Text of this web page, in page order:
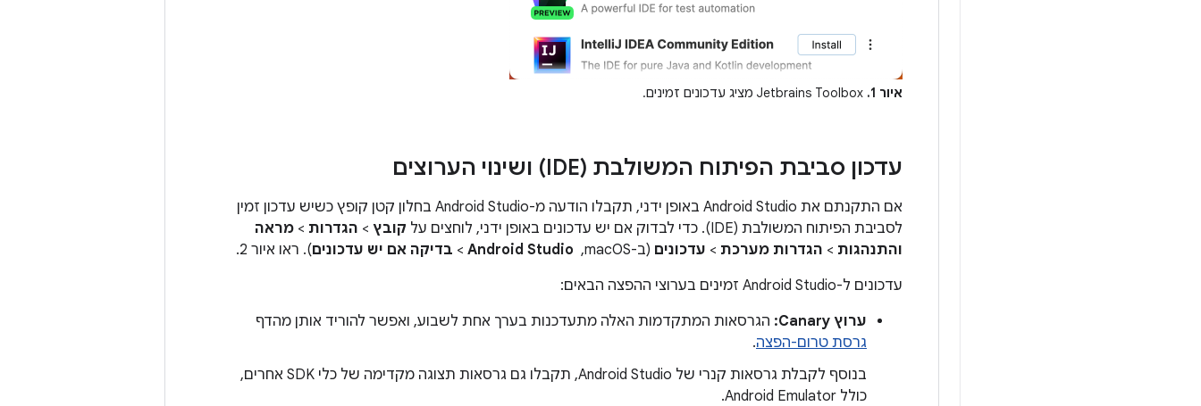
איור 1.
עדכון סביבת הפיתוח המשולבת (IDE) ושינוי הערוצים
אם התקנתם את Android Studio באופן ידני, תקבלו הודעה מ-Android Studio בחלון קטן קופץ כשיש עדכון זמין
לסביבת הפיתוח המשולבת (IDE). כדי לבדוק אם יש עדכונים באופן ידני, לוחצים על
קובץ > הגדרות > מראה
והתנהגות > הגדרות מערכת > עדכונים (ב-macOS, ‏ Android Studio
> בדיקה אם יש עדכונים). ראו איור 2.
עדכונים ל-Android Studio זמינים בערוצי ההפצה הבאים:
ערוץ Canary:
הגרסאות המתקדמות האלה מתעדכנות בערך אחת לשבוע, ואפשר להוריד אותן מהדף
גרסת טרום-הפצה.
בנוסף לקבלת גרסאות קנרי של Android Studio, תקבלו גם גרסאות תצוגה מקדימה של כלי SDK אחרים,
כולל Android Emulator.